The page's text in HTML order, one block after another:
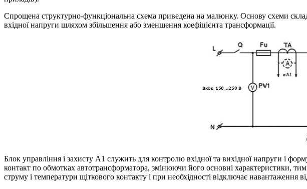
Спрощена структурно-функціональна схема приведена на малюнку. Основу схеми
вхідної напруги шляхом збільшення або зменшення коефіцієнта трансформації.
Блок управління і захисту A1 служить для контролю вхідної та вихідної напруги і
контакт по обмотках автотрансформатора, змінюючи його основні характеристики,
струму і температури щіткового контакту і при необхідності відключає навантаження